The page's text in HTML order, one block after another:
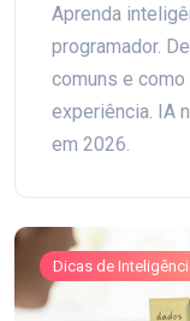
Aprenda
programador.
comuns e
experiência. IA
em 2026.
Dicas de